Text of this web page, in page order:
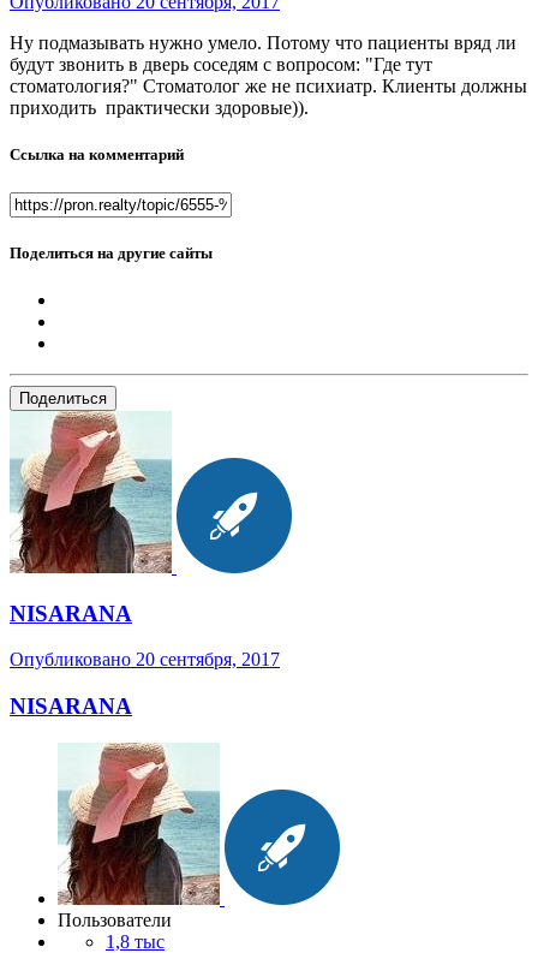
Ну подмазывать нужно умело. Потому что пациенты вряд ли
будут звонить в дверь соседям с вопросом: "Где тут
стоматология?" Стоматолог же не психиатр. Клиенты должны
приходить практически здоровые)).
Ссылка на комментарий
Поделиться на другие сайты
Поделиться
NISARANA
Опубликовано 20 сентября, 2017
NISARANA
Пользователи
1,8 тыс